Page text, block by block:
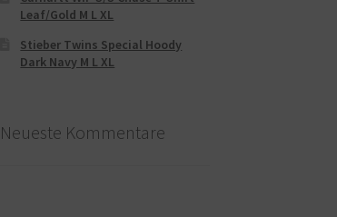
Leaf/Gold M L XL
Stieber Twins Special Hoody
Dark Navy M L XL
Neueste Kommentare